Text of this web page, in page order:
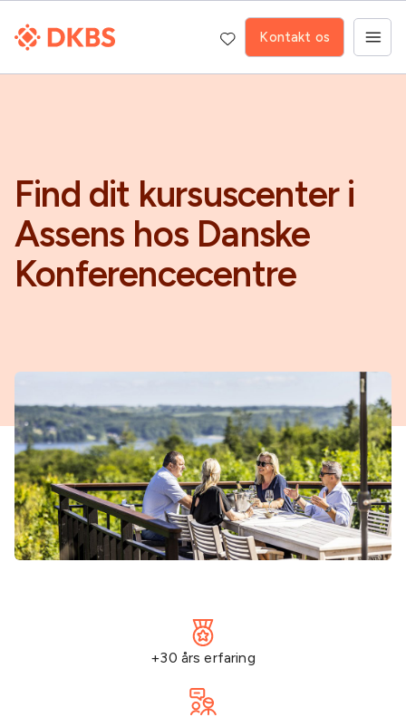
Kontakt os
Find dit kursuscenter i
Assens hos Danske
Konferencecentre
+30 års erfaring